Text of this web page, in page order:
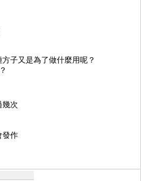
子又是為了做什麼用呢？
幾次
發作